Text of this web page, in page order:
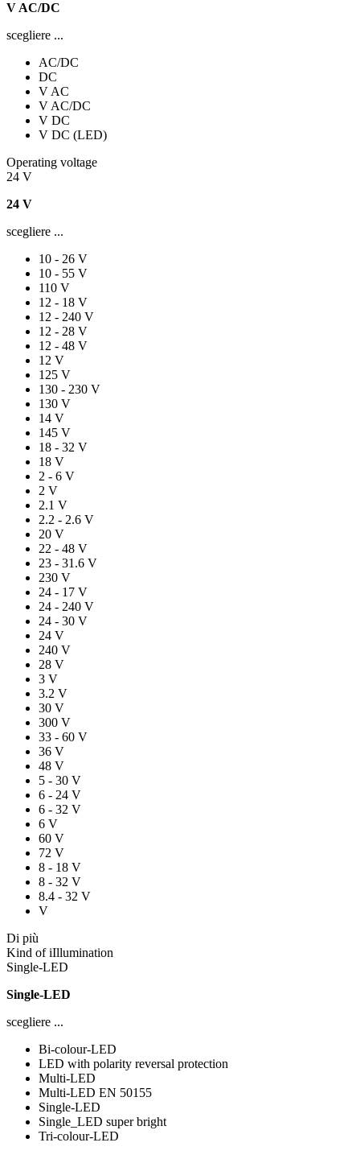
V AC/DC
scegliere ...
AC/DC
DC
V AC
V AC/DC
V DC
V DC (LED)
Operating voltage
24 V
24 V
scegliere ...
10 - 26 V
10 - 55 V
110 V
12 - 18 V
12 - 240 V
12 - 28 V
12 - 48 V
12 V
125 V
130 - 230 V
130 V
14 V
145 V
18 - 32 V
18 V
2 - 6 V
2 V
2.1 V
2.2 - 2.6 V
20 V
22 - 48 V
23 - 31.6 V
230 V
24 - 17 V
24 - 240 V
24 - 30 V
24 V
240 V
28 V
3 V
3.2 V
30 V
300 V
33 - 60 V
36 V
48 V
5 - 30 V
6 - 24 V
6 - 32 V
6 V
60 V
72 V
8 - 18 V
8 - 32 V
8.4 - 32 V
V
Di più
Kind of iIllumination
Single-LED
Single-LED
scegliere ...
Bi-colour-LED
LED with polarity reversal protection
Multi-LED
Multi-LED EN 50155
Single-LED
Single_LED super bright
Tri-colour-LED